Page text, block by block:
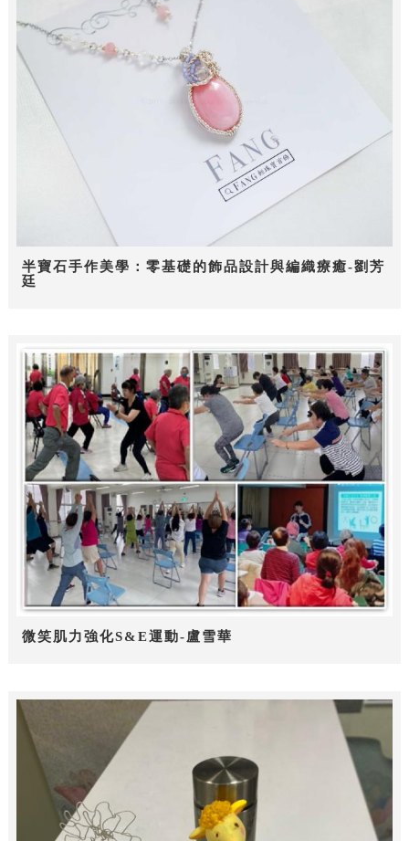
半寶石手作美學：零基礎的飾品設計與編織療癒-劉芳
廷
微笑肌力強化S&E運動-盧雪華